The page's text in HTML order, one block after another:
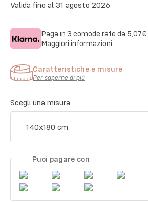
Valida fino al 31 agosto 2026
Paga in 3 comode rate da 5,07€
Maggiori informazioni
Caratteristiche e misure
Per saperne di più
Scegli una misura
140x180 cm
Puoi pagare con